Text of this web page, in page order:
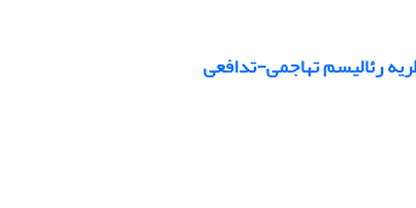
رئالیسم تهاجمی-تدافعی